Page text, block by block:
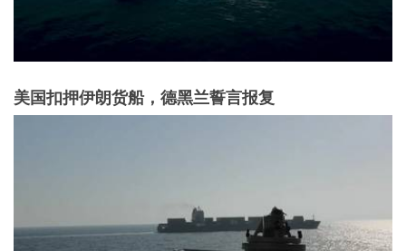
美国扣押伊朗货船，德黑兰誓言报复